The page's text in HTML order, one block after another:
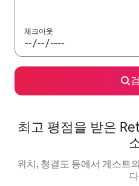
체크아웃
최고 평점을 받은
위치, 청결도 등에서 게스트